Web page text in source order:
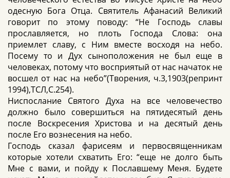
одесную Бога Отца. Святитель Афанасий Великий
говорит по этому поводу: “Не Господь славы
прославляется, но плоть Господа Слова: она
приемлет славу, с Ним вместе восходя на небо.
Посему то и Дух сыноположения не был еще в
человеках, потому что восприятый от нас начаток не
восшел от нас на небо”(Творения, ч.3,1903(репринт
1994),ТСЛ,С.254).
Ниспослание Святого Духа на все человечество
должно было совершиться на пятидесятый день
после Воскресения Христова и на десятый день
после Его вознесения на небо.
Господь сказал фарисеям и первосвященникам
которые хотели схватить Его: “еще не долго быть
Мне с вами, и пойду к Пославшему Меня. Будете